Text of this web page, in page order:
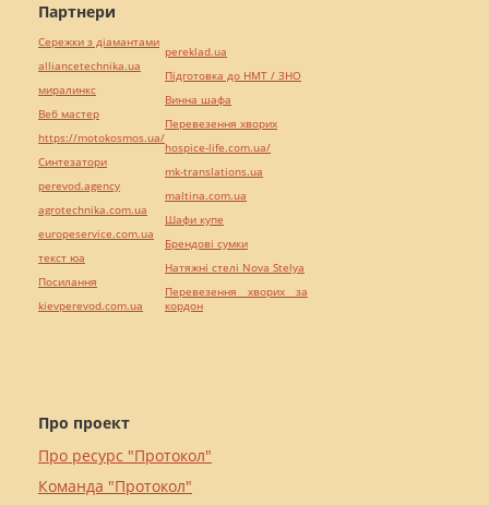
Про проект
Про ресурс "Протокол"
Команда "Протокол"
Партнери
Сережки з діамантами
alliancetechnika.ua
миралинкс
Веб мастер
https://motokosmos.ua/
Синтезатори
perevod.agency
agrotechnika.com.ua
europeservice.com.ua
текст юа
Посилання
kievperevod.com.ua
pereklad.ua
Підготовка до НМТ / ЗНО
Винна шафа
Перевезення хворих
hospice-life.com.ua/
mk-translations.ua
maltina.com.ua
Шафи купе
Брендові сумки
Натяжні стелі Nova Stelya
Перевезення хворих за
кордон